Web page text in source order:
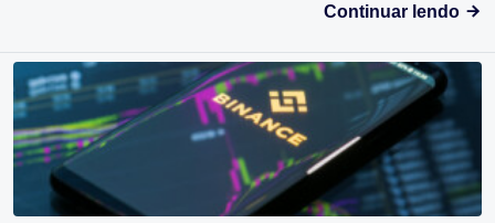
Continuar lendo